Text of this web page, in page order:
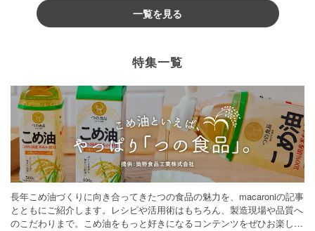
一覧を見る
特集一覧
長年こめ油づくりに向き合ってきたつの食品の魅力を、macaroniの記事
とともにご紹介します。レシピや活用術はもちろん、製造現場や品質へ
のこだわりまで。こめ油をもっと好きになるコンテンツをぜひお楽しみ